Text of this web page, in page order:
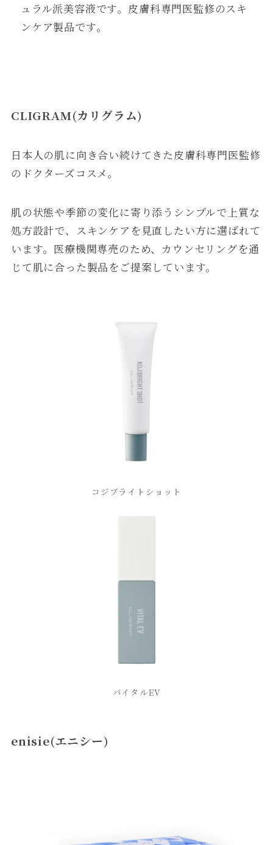
ュラル派美容液です。皮膚科専門医監修のスキ
ンケア製品です。
CLIGRAM(カリグラム)
日本人の肌に向き合い続けてきた皮膚科専門医監修
のドクターズコスメ。
肌の状態や季節の変化に寄り添うシンプルで上質な
処方設計で、スキンケアを見直したい方に選ばれて
います。医療機関専売のため、カウンセリングを通
じて肌に合った製品をご提案しています。
コジブライトショット
バイタルEV
enisie(エニシー)